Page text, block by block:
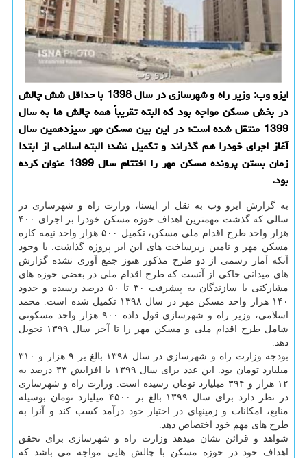
ایزو وب: وزیر راه و شهرسازی در سال 1398 با حداقل شش چالش
در بخش مسكن مواجه بود كه البته تقریباً همه چالش ها به سال
1399 منتقل شده است؛ در این بین مسكن مهر سیزدهمین سال
آغاز اجرای خودرا هم گذراند و تكمیل نشد؛ البته اسلامی از ابتدا
زمان بستن پرونده مسكن مهر را اختتام سال 1399 عنوان كرده
بود.
به گزارش ایزو وب به نقل از ایسنا، وزارت راه و شهرسازی در
سالی كه گذشت مهمترین اهداف حوزه مسكن خودرا بر اجرای ۴۰۰
هزار واحد طرح اقدام ملی مسكن، تكمیل ۵۰۰ هزار واحد نیمه كاره
مسكن مهر و تامین زیرساخت های این ابر پروژه گذاشت. با وجود
آنكه آمار رسمی از دو طرح مذكور هنوز جمع آوری نشده گزارش
های میدانی حاكی از آنست كه طرح اقدام ملی در بعضی حوزه های
مشاركتی با سازندگان به پیشرفت ۳۰ تا ۵۰ درصد رسیده و حدود
۱۴۰ هزار واحد مسكن مهر در سال ۱۳۹۸ تكمیل شده است. محمد
اسلامی، وزیر راه و شهرسازی قول داده ۹۰۰ هزار واحد مسكونی
شامل طرح اقدام ملی و مسكن مهر را تا آخر سال ۱۳۹۹ تحویل
دهد.
بودجه وزارت راه و شهرسازی در سال ۱۳۹۸ بالغ بر ۹ هزار و ۳۱۰
میلیارد تومان بود. این عدد برای سال ۱۳۹۹ با افزایش ۳۳ درصد به
۱۲ هزار و ۳۹۴ میلیارد تومان رسیده است. وزارت راه و شهرسازی
در نظر دارد برای سال ۱۳۹۹ بالغ بر ۴۵۰۰ میلیارد تومان بوسیله
منابع، امكانات و زمینهای در اختیار خود درآمد كسب كند و آنرا به
طرح های مهم خود اختصاص دهد.
شواهد و قرائن نشان میدهد وزارت راه و شهرسازی برای تحقق
اهداف خود در حوزه مسكن با چالش هایی مواجه می باشد كه